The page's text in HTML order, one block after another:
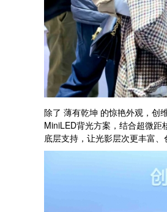
除了 薄有乾坤 的惊艳外观，创
MiniLED背光方案，结合超微
底层支持，让光影层次更丰富